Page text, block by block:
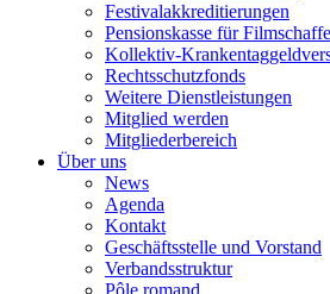
Festivalakkreditierungen
Pensionskasse für
Kollektiv-
Rechtsschutzfonds
Weitere Dienstleistungen
Mitglied werden
Mitgliederbereich
Über uns
News
Agenda
Kontakt
Geschäftsstelle und Vorstand
Verbandsstruktur
Pôle romand